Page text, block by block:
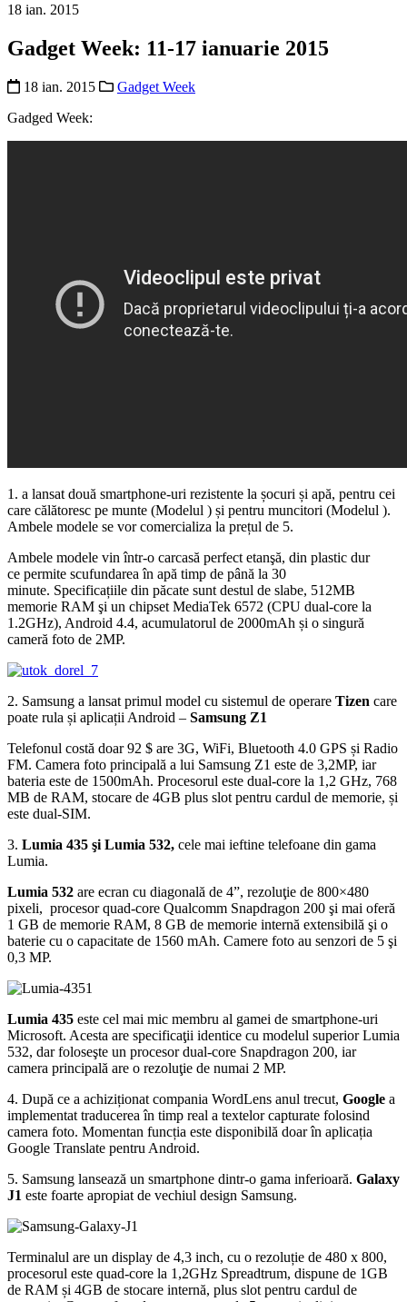
18 ian. 2015
Gadget Week: 11-17 ianuarie 2015
18 ian. 2015
Gadget Week
Gadged Week:
1. a lansat două smartphone-uri rezistente la șocuri și apă, pentru cei
care călătoresc pe munte (Modelul ) și pentru muncitori (Modelul ).
Ambele modele se vor comercializa la prețul de 5.
Ambele modele vin într-o carcasă perfect etanşă, din plastic dur
ce permite scufundarea în apă timp de până la 30
minute. Specificațiile din păcate sunt destul de slabe, 512MB
memorie RAM şi un chipset MediaTek 6572 (CPU dual-core la
1.2GHz), Android 4.4, acumulatorul de 2000mAh și o singură
cameră foto de 2MP.
2. Samsung a lansat primul model cu sistemul de operare Tizen care
poate rula și aplicații Android – Samsung Z1
Telefonul costă doar 92 $ are 3G, WiFi, Bluetooth 4.0 GPS și Radio
FM. Camera foto principală a lui Samsung Z1 este de 3,2MP, iar
bateria este de 1500mAh. Procesorul este dual-core la 1,2 GHz, 768
MB de RAM, stocare de 4GB plus slot pentru cardul de memorie, și
este dual-SIM.
3. Lumia 435 şi Lumia 532, cele mai ieftine telefoane din gama
Lumia.
Lumia 532 are ecran cu diagonală de 4”, rezoluţie de 800×480
pixeli, procesor quad-core Qualcomm Snapdragon 200 şi mai oferă
1 GB de memorie RAM, 8 GB de memorie internă extensibilă şi o
baterie cu o capacitate de 1560 mAh. Camere foto au senzori de 5 şi
0,3 MP.
Lumia 435 este cel mai mic membru al gamei de smartphone-uri
Microsoft. Acesta are specificaţii identice cu modelul superior Lumia
532, dar foloseşte un procesor dual-core Snapdragon 200, iar
camera principală are o rezoluţie de numai 2 MP.
4. După ce a achiziționat compania WordLens anul trecut, Google a
implementat traducerea în timp real a textelor capturate folosind
camera foto. Momentan funcția este disponibilă doar în aplicația
Google Translate pentru Android.
5. Samsung lansează un smartphone dintr-o gama inferioară. Galaxy
J1 este foarte apropiat de vechiul design Samsung.
Terminalul are un display de 4,3 inch, cu o rezoluție de 480 x 800,
procesorul este quad-core la 1,2GHz Spreadtrum, dispune de 1GB
de RAM și 4GB de stocare internă, plus slot pentru cardul de